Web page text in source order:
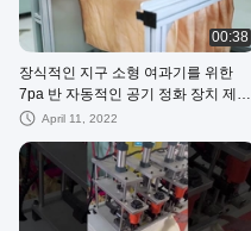
00:38
장식적인 지구 소형 여과기를 위한
7pa 반 자동적인 공기 정화 장치 제조
기계April 11, 2022